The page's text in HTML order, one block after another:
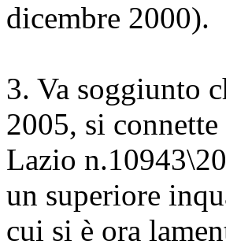
dicembre 2000).
3. Va soggiunto
2005, si
Lazio
un superiore
cui si è ora